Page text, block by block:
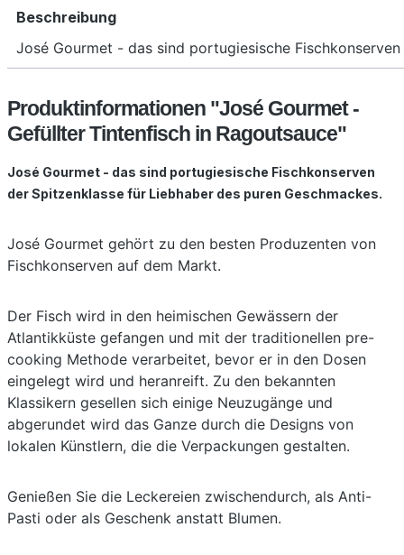
Beschreibung
José Gourmet - das sind portugiesische
Produktinformationen "José Gourmet -
Gefüllter Tintenfisch in Ragoutsauce"
José Gourmet - das sind portugiesische Fischkonserven
der Spitzenklasse für Liebhaber des puren Geschmackes.
José Gourmet gehört zu den besten Produzenten von
Fischkonserven auf dem Markt.
Der Fisch wird in den heimischen Gewässern der
Atlantikküste gefangen und mit der traditionellen pre-
cooking Methode verarbeitet, bevor er in den Dosen
eingelegt wird und heranreift. Zu den bekannten
Klassikern gesellen sich einige Neuzugänge und
abgerundet wird das Ganze durch die Designs von
lokalen Künstlern, die die Verpackungen gestalten.
Genießen Sie die Leckereien zwischendurch, als Anti-
Pasti oder als Geschenk anstatt Blumen.